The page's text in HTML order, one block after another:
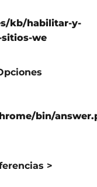
kb/habilitar-y-
we
bin/
>